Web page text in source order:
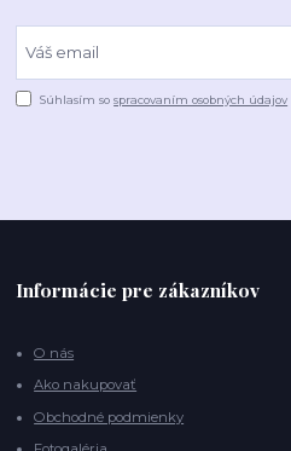
Súhlasím sospracovaním osobných údajov
Informácie pre zákazníkov
O nás
Ako nakupovať
Obchodné podmienky